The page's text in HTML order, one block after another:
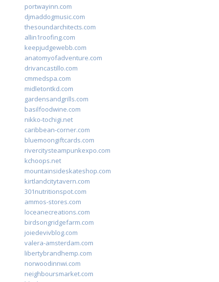
portwayinn.com
djmaddogmusic.com
thesoundarchitects.com
allin1roofing.com
keepjudgewebb.com
anatomyofadventure.com
drivancastillo.com
cmmedspa.com
midletontkd.com
gardensandgrills.com
basilfoodwine.com
nikko-tochigi.net
caribbean-corner.com
bluemoongiftcards.com
rivercitysteampunkexpo.com
kchoops.net
mountainsideskateshop.com
kirtlandcitytavern.com
301nutritionspot.com
ammos-stores.com
loceanecreations.com
birdsongridgefarm.com
joiedevivblog.com
valera-amsterdam.com
libertybrandhemp.com
norwoodinnwi.com
neighboursmarket.com